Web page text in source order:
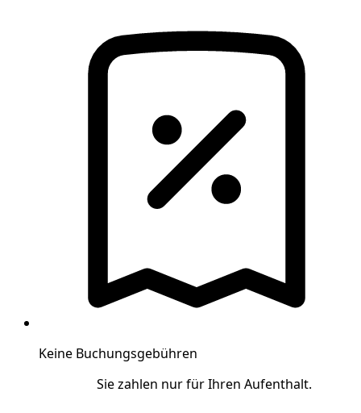
Keine Buchungsgebühren
Sie zahlen nur für Ihren Aufenthalt.